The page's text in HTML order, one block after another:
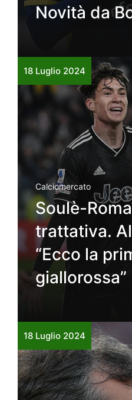
Novità da
18 Luglio 2024
Calciomercato
Soulè-
trattativa.
“Ecco la
giallorossa”
18 Luglio 2024